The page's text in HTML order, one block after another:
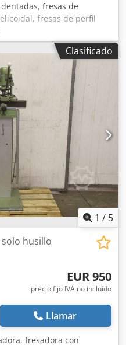
dentadas, fresas de
fresas de perfil
módulo, fresas
fresas, fresas
de eje cónico. Dkodpfx Aeb
-Diámetro: 22 mm -
Clasificado
1 / 5
husillo
EUR 950
precio fijo IVA no incluído
Llamar
fresadora con